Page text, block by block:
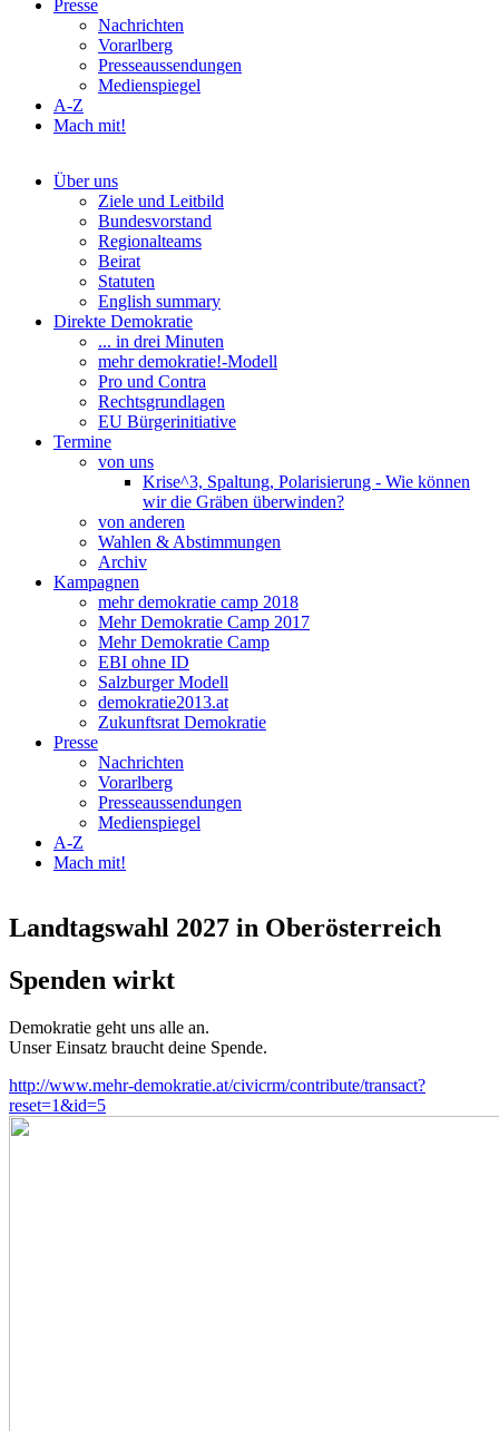
Presse
Nachrichten
Vorarlberg
Presseaussendungen
Medienspiegel
A-Z
Mach mit!
Über uns
Ziele und Leitbild
Bundesvorstand
Regionalteams
Beirat
Statuten
English summary
Direkte Demokratie
... in drei Minuten
mehr demokratie!-Modell
Pro und Contra
Rechtsgrundlagen
EU Bürgerinitiative
Termine
von uns
Krise^3, Spaltung, Polarisierung - Wie können
wir die Gräben überwinden?
von anderen
Wahlen & Abstimmungen
Archiv
Kampagnen
mehr demokratie camp 2018
Mehr Demokratie Camp 2017
Mehr Demokratie Camp
EBI ohne ID
Salzburger Modell
demokratie2013.at
Zukunftsrat Demokratie
Presse
Nachrichten
Vorarlberg
Presseaussendungen
Medienspiegel
A-Z
Mach mit!
Landtagswahl 2027 in Oberösterreich
Spenden wirkt
Demokratie geht uns alle an.
Unser Einsatz braucht deine Spende.
http://www.mehr-demokratie.at/civicrm/contribute/transact?
reset=1&id=5